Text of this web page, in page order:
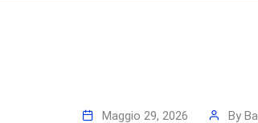
Maggio 29, 2026 By